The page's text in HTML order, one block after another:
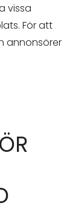
vissa
För att
annonsörer